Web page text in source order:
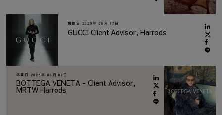
掲載日 2026年 08月 07日
GUCCI Client Advisor, Harrods
掲載日 2026年 08月 07日
BOTTEGA VENETA - Client Advisor,
MRTW Harrods